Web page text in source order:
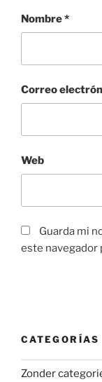
Nombre*
Correo
Web
Guarda mi
este navegador
CATEGORÍAS
Zonder